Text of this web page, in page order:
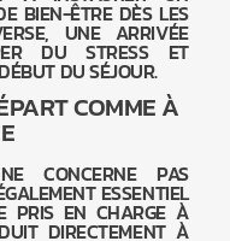
BIEN-ÊTRE DÈS LES
UNE ARRIVÉE
DU STRESS ET
DU SÉJOUR.
COMME À
CONCERNE PAS
ESSENTIEL
PRIS EN CHARGE À
DIRECTEMENT À